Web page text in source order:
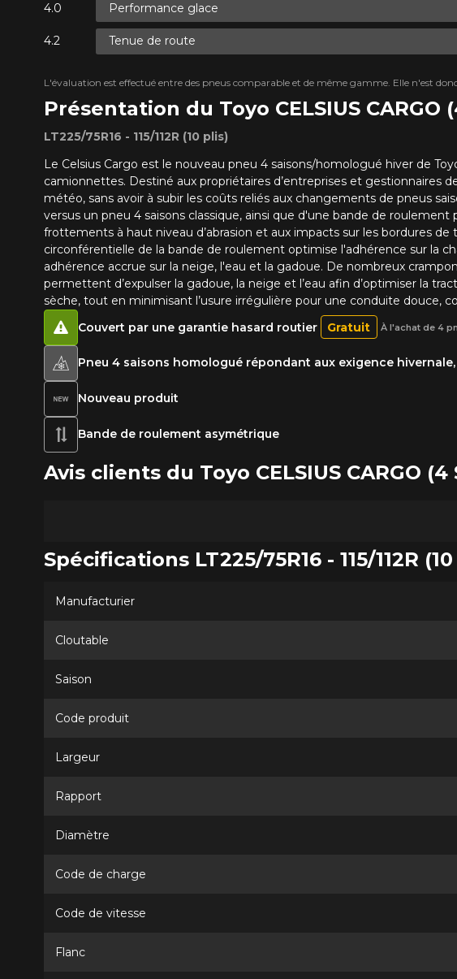
Présentation du Toyo CELSIUS CARGO
LT225/75R16 - 115/112R (10 plis)
Le Celsius Cargo est le nouveau pneu 4 saisons/homologué hiver de
camionnettes. Destiné aux propriétaires d’entreprises et gestionnaires
météo, sans avoir à subir les coûts reliés aux changements de pneus
versus un pneu 4 saisons classique, ainsi que d'une bande de
frottements à haut niveau d’abrasion et aux impacts sur les bordures
circonférentielle de la bande de roulement optimise l'adhérence sur la
adhérence accrue sur la neige, l'eau et la gadoue. De nombreux
permettent d’expulser la gadoue, la neige et l’eau afin d’optimiser la
sèche, tout en minimisant l’usure irrégulière pour une conduite douce,
Performance glace
Tenue de route
L'évaluation est effectué entre des pneus comparable et de même gamme. Elle n'est
Pneu 4 saisons homologué répondant aux exigence
Nouveau produit
Bande de roulement asymétrique
Couvert par une garantie hasard routier Gratuit À l'achat de 4
Avis clients du Toyo CELSIUS CARGO (4
Spécifications LT225/75R16 - 115/112R
Manufacturier
Cloutable
Saison
Code produit
Largeur
Rapport
Diamètre
Code de charge
Code de vitesse
Flanc